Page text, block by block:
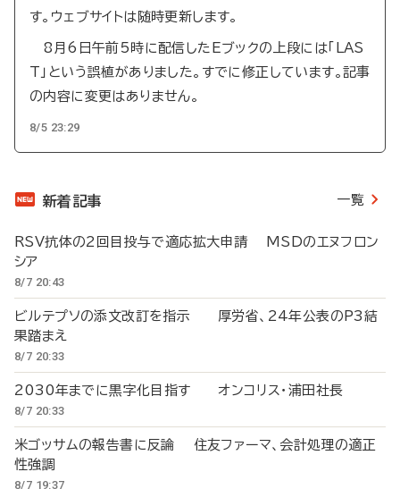
す。ウェブサイトは随時更新します。
8月6日午前5時に配信したEブックの上段には「LAS
T」という誤植がありました。すでに修正しています。記事
の内容に変更はありません。
8/5 23:29
新着記事 一覧
RSV抗体の2回目投与で適応拡大申請 MSDのエヌフロン
シア
8/7 20:43
ビルテプソの添文改訂を指示 厚労省、24年公表のP3結
果踏まえ
8/7 20:33
2030年までに黒字化目指す オンコリス・浦田社長
8/7 20:33
米ゴッサムの報告書に反論 住友ファーマ、会計処理の適正
性強調
8/7 19:37